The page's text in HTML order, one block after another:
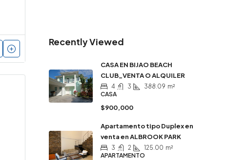
Recently Viewed
CASA EN BIJAO BEACH
CLUB_VENTA O ALQUILER
4 3 388.09 m²
CASA
$900,000
Apartamento tipo Duplex en
venta en ALBROOK PARK
3 2 125.00 m²
APARTAMENTO